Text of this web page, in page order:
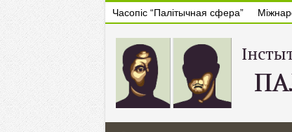
Часопіс “Палітычная сфера”